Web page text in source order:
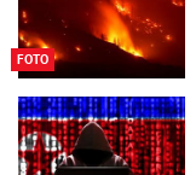
FOTO